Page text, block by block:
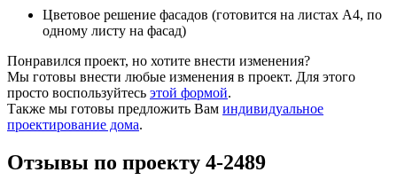
Цветовое решение фасадов (готовится на листах А4, по
одному листу на фасад)
Понравился проект, но хотите внести изменения?
Мы готовы внести любые изменения в проект. Для этого
просто воспользуйтесь этой формой.
Также мы готовы предложить Вам индивидуальное
проектирование дома.
Отзывы по проекту 4-2489